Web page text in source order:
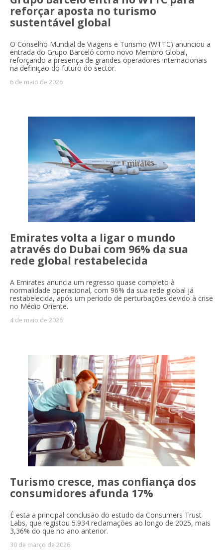
reforçar aposta no turismo
sustentável global
O Conselho Mundial de Viagens e Turismo (WTTC) anunciou a
entrada do Grupo Barceló como novo Membro Global,
reforçando a presença de grandes operadores internacionais
na definição do futuro do sector.
6 de maio de 2026
Emirates volta a ligar o mundo
através do Dubai com 96% da sua
rede global restabelecida
A Emirates anuncia um regresso quase completo à
normalidade operacional, com 96% da sua rede global já
restabelecida, após um período de perturbações devido à crise
no Médio Oriente.
4 de maio de 2026
Turismo cresce, mas confiança dos
consumidores afunda 17%
É esta a principal conclusão do estudo da Consumers Trust
Labs, que registou 5.934 reclamações ao longo de 2025, mais
3,36% do que no ano anterior.
30 de março de 2026